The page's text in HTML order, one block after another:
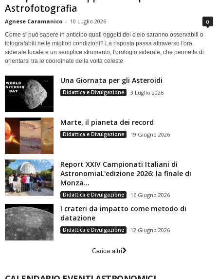
Astrofotografia
Agnese Caramanico - 10 Luglio 2026 0
Come si può sapere in anticipo quali oggetti del cielo saranno osservabili o
fotografabili nelle migliori condizioni? La risposta passa attraverso l'ora
siderale locale e un semplice strumento, l'orologio siderale, che permette di
orientarsi tra le coordinate della volta celeste
Una Giornata per gli Asteroidi
Didattica e Divulgazione 3 Luglio 2026
Marte, il pianeta dei record
Didattica e Divulgazione 19 Giugno 2026
Report XXIV Campionati Italiani di
AstronomiaL'edizione 2026: la finale di
Monza...
Didattica e Divulgazione 16 Giugno 2026
I crateri da impatto come metodo di
datazione
Didattica e Divulgazione 12 Giugno 2026
Carica altri